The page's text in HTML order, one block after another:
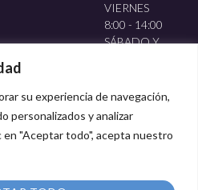
su experiencia de navegación,
personalizados y analizar
"Aceptar todo", acepta nuestro
VIERNES
8:00 - 14:00
SÁBADO Y